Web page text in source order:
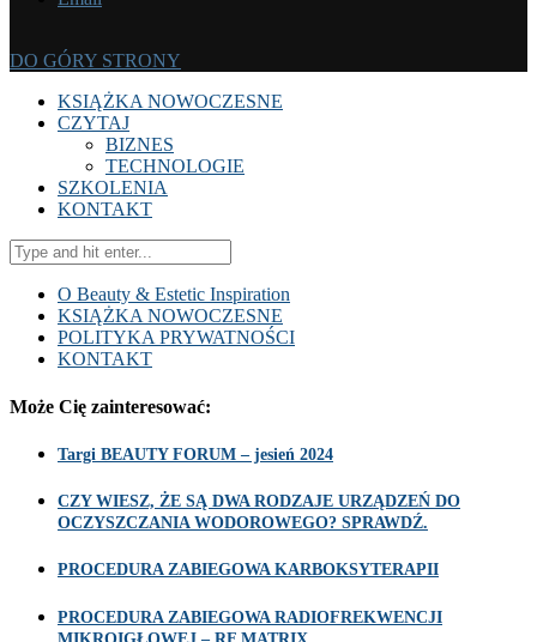
DO GÓRY STRONY
KSIĄŻKA NOWOCZESNE
CZYTAJ
BIZNES
TECHNOLOGIE
SZKOLENIA
KONTAKT
O Beauty & Estetic Inspiration
KSIĄŻKA NOWOCZESNE
POLITYKA PRYWATNOŚCI
KONTAKT
Może Cię zainteresować:
Targi BEAUTY FORUM – jesień 2024
CZY WIESZ, ŻE SĄ DWA RODZAJE URZĄDZEŃ DO
OCZYSZCZANIA WODOROWEGO? SPRAWDŹ.
PROCEDURA ZABIEGOWA KARBOKSYTERAPII
PROCEDURA ZABIEGOWA RADIOFREKWENCJI